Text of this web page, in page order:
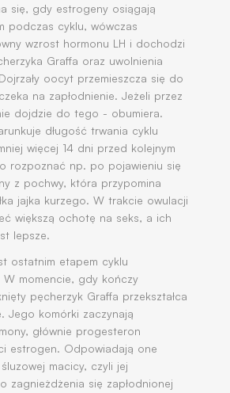
się, gdy estrogeny osiągają
podczas cyklu, wówczas
wzrost hormonu LH i dochodzi
Graffa oraz uwolnienia
oocyt przemieszcza się do
na zapłodnienie. Jeżeli przez
dojdzie do tego - obumiera.
długość trwania cyklu
więcej 14 dni przed kolejnym
rozpoznać np. po pojawieniu się
z pochwy, która przypomina
jajka kurzego. W trakcie owulacji
większą ochotę na seks, a ich
lepsze.
ostatnim etapem cyklu
W momencie, gdy kończy
pęcherzyk Graffa przekształca
Jego komórki zaczynają
głównie progesteron
estrogen. Odpowiadają one
macicy, czyli jej
zagnieżdżenia się zapłodnionej